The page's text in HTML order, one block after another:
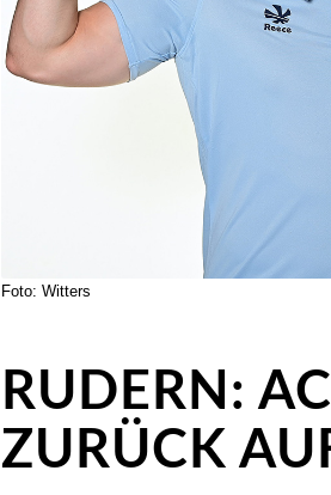
Foto: Witters
RUDERN:
ZURÜCK